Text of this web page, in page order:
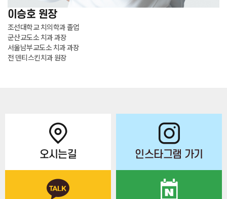
이승호 원장
조선대학교 치의학과 졸업
군산교도소 치과 과장
서울남부교도소 치과 과장
전 덴티스킨치과 원장
오시는길 인스타그램 가기